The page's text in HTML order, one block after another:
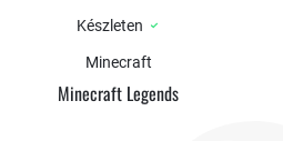
Készleten
Minecraft
Minecraft Legends